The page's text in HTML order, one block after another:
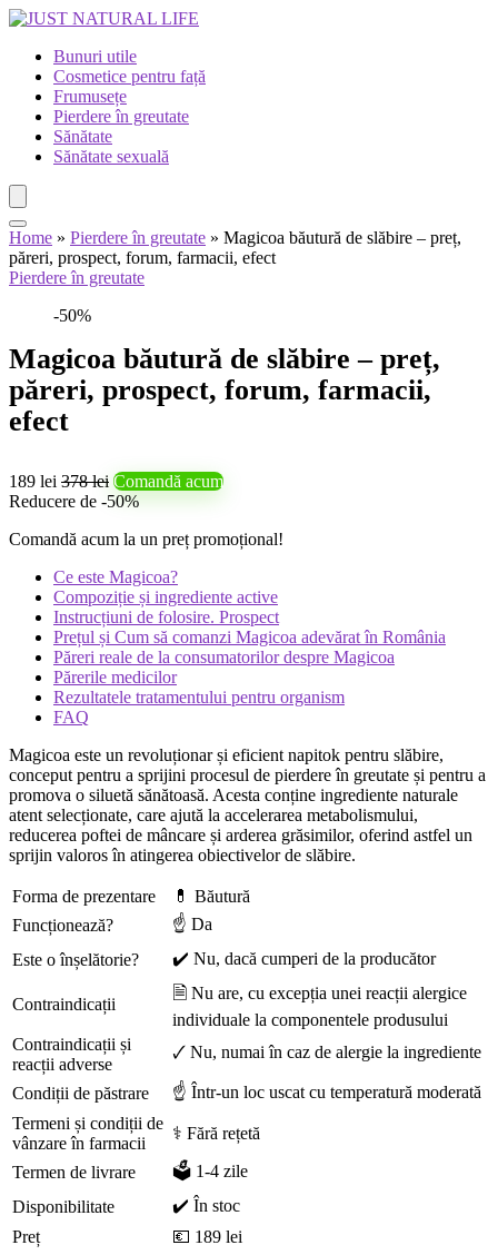
Bunuri utile
Cosmetice pentru față
Frumusețe
Pierdere în greutate
Sănătate
Sănătate sexuală
Home » Pierdere în greutate » Magicoa băutură de slăbire – preț,
păreri, prospect, forum, farmacii, efect
Pierdere în greutate
-50%
Magicoa băutură de slăbire – preț,
păreri, prospect, forum, farmacii,
efect
189 lei 378 lei Comandă acum
Reducere de -50%
Comandă acum la un preț promoțional!
Ce este Magicoa?
Compoziție și ingrediente active
Instrucțiuni de folosire. Prospect
Prețul și Cum să comanzi Magicoa adevărat în România
Păreri reale de la consumatorilor despre Magicoa
Părerile medicilor
Rezultatele tratamentului pentru organism
FAQ
Magicoa este un revoluționar și eficient napitok pentru slăbire,
conceput pentru a sprijini procesul de pierdere în greutate și pentru a
promova o siluetă sănătoasă. Acesta conține ingrediente naturale
atent selecționate, care ajută la accelerarea metabolismului,
reducerea poftei de mâncare și arderea grăsimilor, oferind astfel un
sprijin valoros în atingerea obiectivelor de slăbire.
Forma de prezentare
💊 Băutură
Funcționează?
☝ Da
Este o înșelătorie?
✔️ Nu, dacă cumperi de la producător
Contraindicații
🗎 Nu are, cu excepția unei reacții alergice
individuale la componentele produsului
Contraindicații și
reacții adverse
🗸 Nu, numai în caz de alergie la ingrediente
Condiții de păstrare
☝ Într-un loc uscat cu temperatură moderată
Termeni și condiții de
vânzare în farmacii
⚕️ Fără rețetă
Termen de livrare
🗳️ 1-4 zile
Disponibilitate
✔️ În stoc
Preț
💶 189 lei